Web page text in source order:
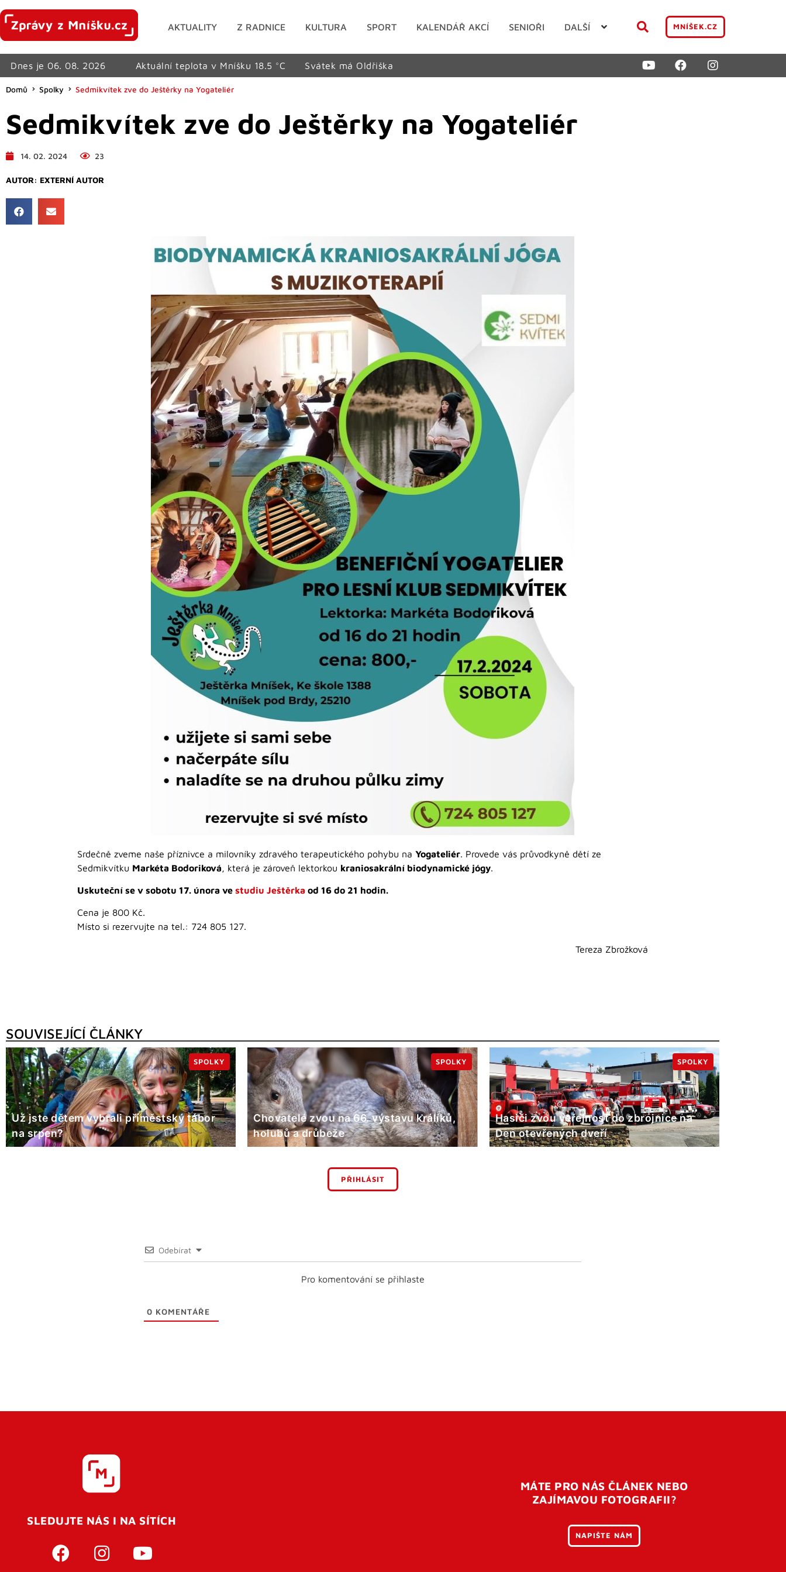
AKTUALITY Z RADNICE KULTURA SPORT KALENDÁŘ AKCÍ SENIOŘI DALŠÍ MNÍŠEK.CZ
Dnes je 06. 08. 2026 Aktuální teplota v Mníšku 18.5 °C Svátek má Oldřiška
Domů Spolky Sedmikvítek zve do Ještěrky na Yogateliér
Sedmikvítek zve do Ještěrky na Yogateliér
14. 02. 2024 23
AUTOR: EXTERNÍ AUTOR
Srdečně zveme naše příznivce a milovníky zdravého terapeutického pohybu na Yogateliér . Provede vás průvodkyně dětí ze
Sedmikvítku Markéta Bodoriková , která je zároveň lektorkou kraniosakrální biodynamické jógy
Uskuteční se v sobotu 17. února ve studiu Ještěrka od 16 do 21 hodin.
Cena je 800 Kč.
Místo si rezervujte na tel.: 724 805 127.
Tereza Zbrožková
SOUVISEJÍCÍ ČLÁNKY
Už jste dětem vybrali příměstský tábor
na srpen?
SPOLKY
Chovatelé zvou na 66. výstavu králíků,
holubů a drůbeže
SPOLKY
Hasiči zvou veřejnost do zbrojnice na
Den otevřených dveří
SPOLKY
PŘIHLÁSIT
Odebírat
Pro komentování se přihlaste
0 KOMENTÁŘE
SLEDUJTE NÁS I NA SÍTÍCH
MÁTE PRO NÁS ČLÁNEK NEBO
ZAJÍMAVOU FOTOGRAFII?
NAPIŠTE NÁM